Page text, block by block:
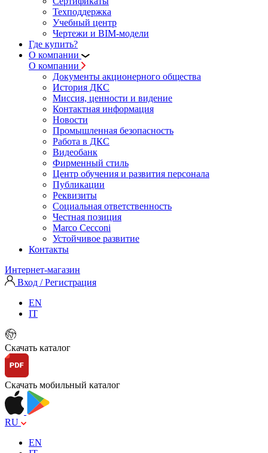
Техподдержка
Учебный центр
Чертежи и BIM-модели
Где купить?
О компании
О компании
Документы акционерного общества
История ДКС
Миссия, ценности и видение
Контактная информация
Новости
Промышленная безопасность
Работа в ДКС
Видеобанк
Фирменный стиль
Центр обучения и развития персонала
Публикации
Реквизиты
Социальная ответственность
Честная позиция
Marco Cecconi
Устойчивое развитие
Контакты
Интернет-магазин
Вход / Регистрация
EN
IT
Скачать каталог
Скачать мобильный каталог
RU
EN